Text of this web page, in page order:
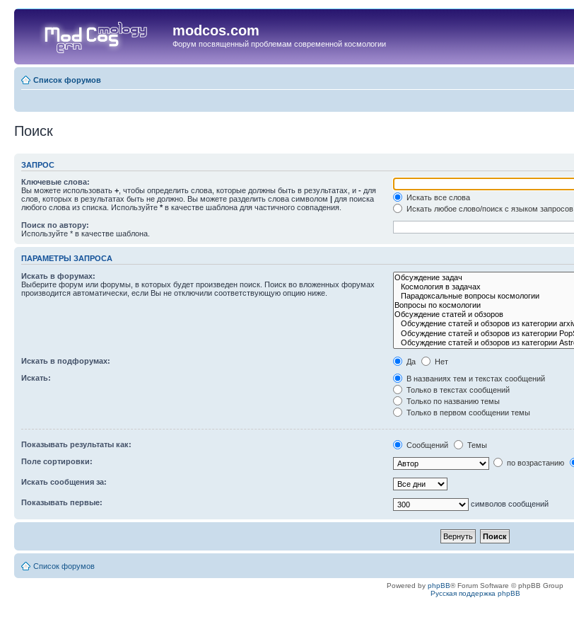
modcos.com
Форум посвященный проблемам современной космологии
Список форумов
Поиск
ЗАПРОС
Ключевые слова:
Вы можете использовать + , чтобы определить слова, которые должны быть в результатах, и - для
слов, которых в результатах быть не должно. Вы можете разделить слова символом | для поиска
любого слова из списка. Используйте * в качестве шаблона для частичного совпадения.
Искать все слова
Искать любое слово/поиск с языком запросов
Поиск по автору:
Используйте * в качестве шаблона.
ПАРАМЕТРЫ ЗАПРОСА
Искать в форумах:
Выберите форум или форумы, в которых будет произведен поиск. Поиск во вложенных форумах
производится автоматически, если Вы не отключили соответствующую опцию ниже.
Искать в подфорумах: Да
Нет
Искать:
В названиях тем и текстах сообщений
Только в текстах сообщений
Только по названию темы
Только в первом сообщении темы
Показывать результаты как: Сообщений
Темы
Поле сортировки:
по возрастанию
Искать сообщения за:
Показывать первые: символов сообщений
Список форумов
Powered by phpBB® Forum Software © phpBB Group
Русская поддержка phpBB